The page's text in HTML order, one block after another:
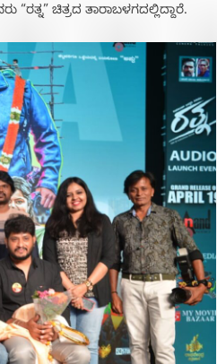
ಚಿತ್ರದ ತಾರಾಬಳಗದಲ್ಲಿದ್ದಾರೆ.